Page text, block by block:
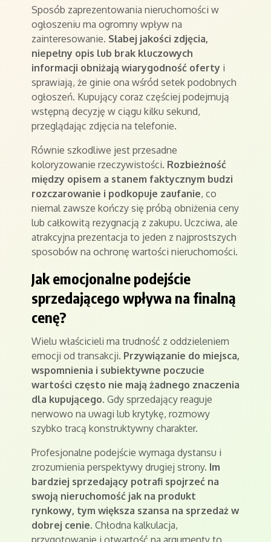
Sposób zaprezentowania nieruchomości w
ogłoszeniu ma ogromny wpływ na
zainteresowanie. Słabej jakości zdjęcia,
niepełny opis lub brak kluczowych
informacji obniżają wiarygodność oferty i
sprawiają, że ginie ona wśród setek podobnych
ogłoszeń. Kupujący coraz częściej podejmują
wstępną decyzję w ciągu kilku sekund,
przeglądając zdjęcia na telefonie.
Równie szkodliwe jest przesadne
koloryzowanie rzeczywistości. Rozbieżność
między opisem a stanem faktycznym budzi
rozczarowanie i podkopuje zaufanie, co
niemal zawsze kończy się próbą obniżenia ceny
lub całkowitą rezygnacją z zakupu. Uczciwa, ale
atrakcyjna prezentacja to jeden z najprostszych
sposobów na ochronę wartości nieruchomości.
Jak emocjonalne podejście
sprzedającego wpływa na finalną
cenę?
Wielu właścicieli ma trudność z oddzieleniem
emocji od transakcji. Przywiązanie do miejsca,
wspomnienia i subiektywne poczucie
wartości często nie mają żadnego znaczenia
dla kupującego. Gdy sprzedający reaguje
nerwowo na uwagi lub krytykę, rozmowy
szybko tracą konstruktywny charakter.
Profesjonalne podejście wymaga dystansu i
zrozumienia perspektywy drugiej strony. Im
bardziej sprzedający potrafi spojrzeć na
swoją nieruchomość jak na produkt
rynkowy, tym większa szansa na sprzedaż w
dobrej cenie. Chłodna kalkulacja,
przygotowanie i otwartość na argumenty to